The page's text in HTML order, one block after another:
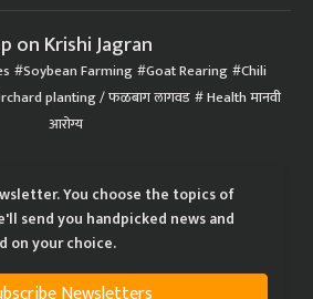
on Krishi Jagran
Soybean Farming Goat Rearing Chili
planting / फळबाग लागवड Health मानवी
आरोग्य
You choose the topics of
send you handpicked news and
on your choice.